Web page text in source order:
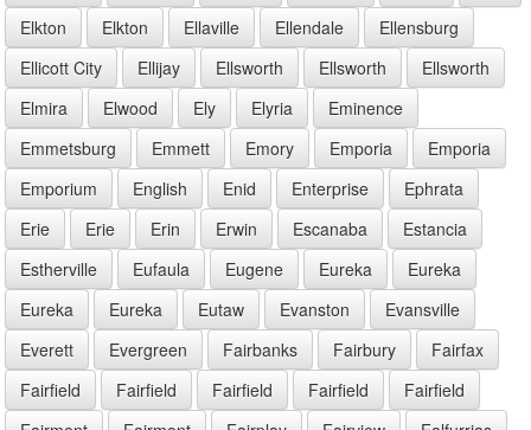
Elkton
Elkton Ellaville Ellendale
Ellensburg
Ellicott City
Ellijay Ellsworth Ellsworth
Ellsworth
Elmira
Elwood Ely Elyria
Eminence
Emmetsburg
Emmett Emory Emporia
Emporia
Emporium
English Enid Enterprise
Ephrata
Erie
Erie Erin Erwin Escanaba
Estancia
Estherville
Eufaula Eugene Eureka
Eureka
Eureka
Eureka Eutaw Evanston
Evansville
Everett
Evergreen Fairbanks Fairbury
Fairfax
Fairfield
Fairfield Fairfield Fairfield
Fairfield